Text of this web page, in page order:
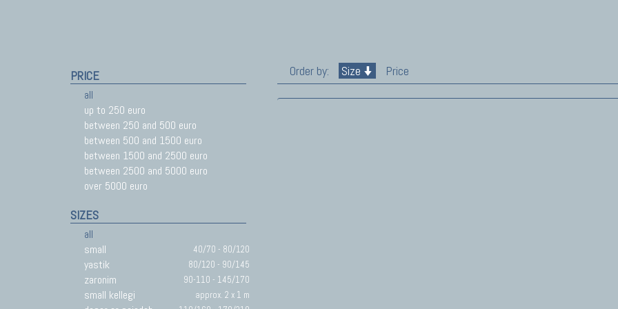
PRICE
all
up to 250 euro
between 250 and 500 euro
between 500 and 1500 euro
between 1500 and 2500 euro
between 2500 and 5000 euro
over 5000 euro
SIZES
all
small
40/70 - 80/120
yastik 80/120 - 90/145
zaronim 90-110 - 145/170
small kellegi approx. 2 x 1 m
Order by: Size Price